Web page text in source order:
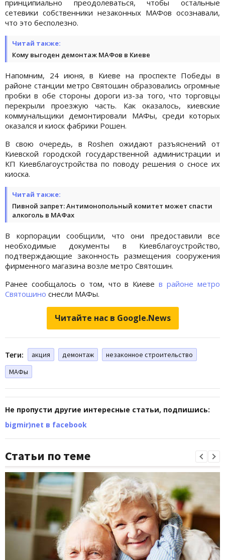
принципиально преодолеваться, чтобы остальные
сетевики собственники незаконных МАФов осознавали,
что это бесполезно.
Читай также:
Кому выгоден демонтаж МАФов в Киеве
Напомним, 24 июня, в Киеве на проспекте Победы в
районе станции метро Святошин образовались огромные
пробки в обе стороны дороги из-за того, что торговцы
перекрыли проезжую часть. Как оказалось, киевские
коммунальщики демонтировали МАФы, среди которых
оказался и киоск фабрики Рошен.
В свою очередь, в Roshen ожидают разъяснений от
Киевской городской государственной администрации и
КП Киевблагоустройства по поводу решения о сносе их
киоска.
Читай также:
Пивной запрет: Антимонопольный комитет может спасти
алкоголь в МАФах
В корпорации сообщили, что они предоставили все
необходимые документы в Киевблагоустройство,
подтверждающие законность размещения сооружения
фирменного магазина возле метро Святошин.
Ранее сообщалось о том, что в Киевев районе метро
Святошино снесли МАФы.
Читайте нас в Google.News
Теги: акция демонтаж
незаконное строительство
МАФы
Не пропусти другие интересные статьи, подпишись:
bigmir)net в facebook
Статьи по теме